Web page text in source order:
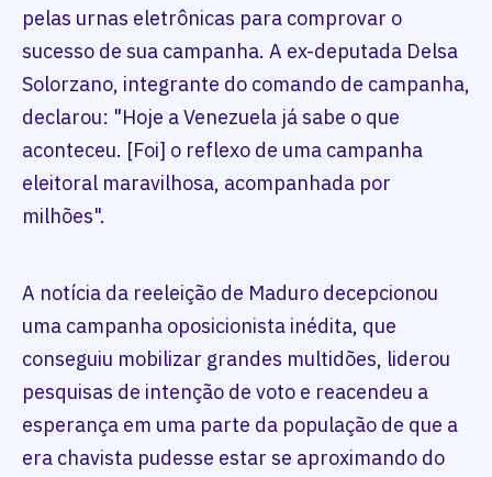
pelas urnas eletrônicas para comprovar o
sucesso de sua campanha. A ex-deputada Delsa
Solorzano, integrante do comando de campanha,
declarou: "Hoje a Venezuela já sabe o que
aconteceu. [Foi] o reflexo de uma campanha
eleitoral maravilhosa, acompanhada por
milhões".
A notícia da reeleição de Maduro decepcionou
uma campanha oposicionista inédita, que
conseguiu mobilizar grandes multidões, liderou
pesquisas de intenção de voto e reacendeu a
esperança em uma parte da população de que a
era chavista pudesse estar se aproximando do